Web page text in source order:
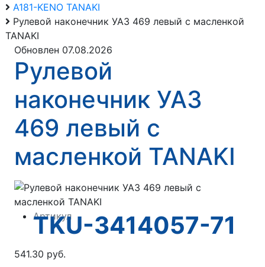
А181-KENO TANAKI
Рулевой наконечник УАЗ 469 левый с масленкой
TANAKI
Обновлен 07.08.2026
Рулевой
наконечник УАЗ
469 левый с
масленкой TANAKI
Артикул
TKU-3414057-71
541.30 руб.